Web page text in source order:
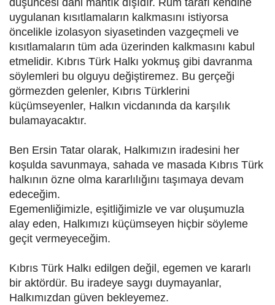
düşüncesi dahi mantık dışıdır. Rum tarafı kendine
uygulanan kısıtlamaların kalkmasını istiyorsa
öncelikle izolasyon siyasetinden vazgeçmeli ve
kısıtlamaların tüm ada üzerinden kalkmasını kabul
etmelidir. Kıbrıs Türk Halkı yokmuş gibi davranma
söylemleri bu olguyu değiştiremez. Bu gerçeği
görmezden gelenler, Kıbrıs Türklerini
küçümseyenler, Halkın vicdanında da karşılık
bulamayacaktır.
Ben Ersin Tatar olarak, Halkımızın iradesini her
koşulda savunmaya, sahada ve masada Kıbrıs Türk
halkının özne olma kararlılığını taşımaya devam
edeceğim.
Egemenliğimizle, eşitliğimizle ve var oluşumuzla
alay eden, Halkımızı küçümseyen hiçbir söyleme
geçit vermeyeceğim.
Kıbrıs Türk Halkı edilgen değil, egemen ve kararlı
bir aktördür. Bu iradeye saygı duymayanlar,
Halkımızdan güven bekleyemez.